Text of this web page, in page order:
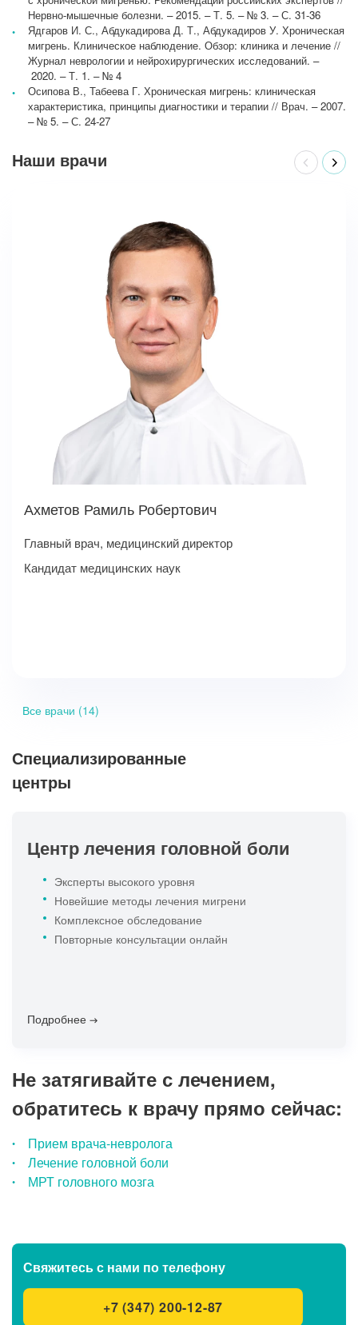
Нервно-мышечные болезни. – 2015. – Т. 5. – № 3. – С. 31-36
Ядгаров И. С., Абдукадирова Д. Т., Абдукадиров У. Хроническая
мигрень. Клиническое наблюдение. Обзор: клиника и лечение //
Журнал неврологии и нейрохирургических исследований. –
2020. – Т. 1. – № 4
Осипова В., Табеева Г. Хроническая мигрень: клиническая
характеристика, принципы диагностики и терапии // Врач. – 2007.
– № 5. – С. 24-27
Наши врачи
Ахметов Рамиль Робертович
Главный врач, медицинский директор
Кандидат медицинских наук
Все врачи (14)
Специализированные
центры
Центр лечения головной боли
Эксперты высокого уровня
Новейшие методы лечения мигрени
Комплексное обследование
Повторные консультации онлайн
Подробнее
Не затягивайте с лечением,
обратитесь к врачу прямо сейчас:
Прием врача-невролога
Лечение головной боли
МРТ головного мозга
Свяжитесь с нами по телефону
+7 (347) 200-12-87